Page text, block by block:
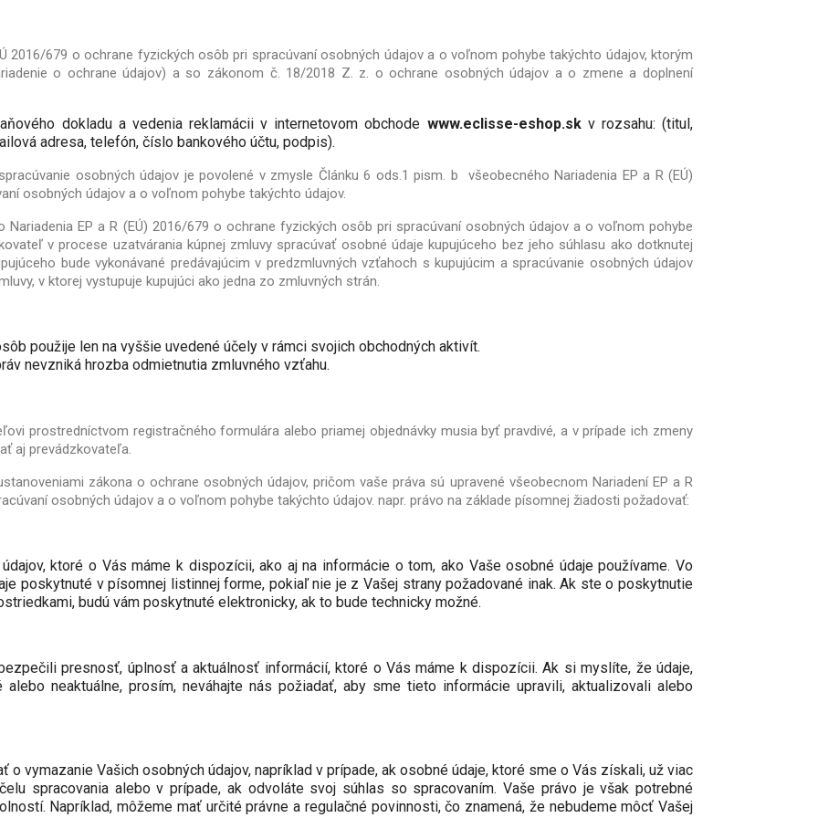
2016/679 o ochrane fyzických osôb pri spracúvaní osobných údajov a o voľnom pohybe takýchto údajov, ktorým
o ochrane údajov) a so zákonom č. 18/2018 Z. z. o ochrane osobných údajov a o zmene a doplnení
dokladu a vedenia reklamácii v internetovom obchode www.eclisse-eshop.sk v rozsahu: (titul,
adresa, telefón, číslo bankového účtu, podpis).
osobných údajov je povolené v zmysle Článku 6 ods.1 pism. b
všeobecného Nariadenia EP a R (EÚ)
osobných údajov a o voľnom pohybe takýchto údajov.
Nariadenia EP a R (EÚ) 2016/679 o ochrane fyzických osôb pri spracúvaní osobných údajov a o voľnom pohybe
v procese uzatvárania kúpnej zmluvy spracúvať osobné údaje kupujúceho bez jeho súhlasu ako dotknutej
bude vykonávané predávajúcim v predzmluvných vzťahoch s kupujúcim a spracúvanie osobných údajov
v ktorej vystupuje kupujúci ako jedna zo zmluvných strán.
použije len na vyššie uvedené účely v rámci svojich obchodných aktivít.
nevzniká hrozba odmietnutia zmluvného vzťahu.
prostredníctvom registračného formulára alebo priamej objednávky musia byť pravdivé, a v prípade ich zmeny
aj prevádzkovateľa.
zákona o ochrane osobných údajov, pričom vaše práva sú upravené všeobecnom Nariadení EP a R
osobných údajov a o voľnom pohybe takýchto údajov. napr. právo na základe písomnej žiadosti požadovať:
ktoré o Vás máme k dispozícii, ako aj na informácie o tom, ako Vaše osobné údaje používame. Vo
poskytnuté v písomnej listinnej forme, pokiaľ nie je z Vašej strany požadované inak. Ak ste o poskytnutie
budú vám poskytnuté elektronicky, ak to bude technicky možné.
presnosť, úplnosť a aktuálnosť informácií, ktoré o Vás máme k dispozícii. Ak si myslíte, že údaje,
alebo neaktuálne, prosím, neváhajte nás požiadať, aby sme tieto informácie upravili, aktualizovali alebo
vymazanie Vašich osobných údajov, napríklad v prípade, ak osobné údaje, ktoré sme o Vás získali, už viac
spracovania alebo v prípade, ak odvoláte svoj súhlas so spracovaním. Vaše právo je však potrebné
Napríklad, môžeme mať určité právne a regulačné povinnosti, čo znamená, že nebudeme môcť Vašej